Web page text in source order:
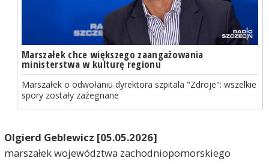
Marszałek chce większego zaangażowania
ministerstwa w kulturę regionu
Marszałek o odwołaniu dyrektora szpitala "Zdroje": wszelkie
spory zostały zażegnane
Olgierd Geblewicz [05.05.2026]
marszałek województwa zachodniopomorskiego